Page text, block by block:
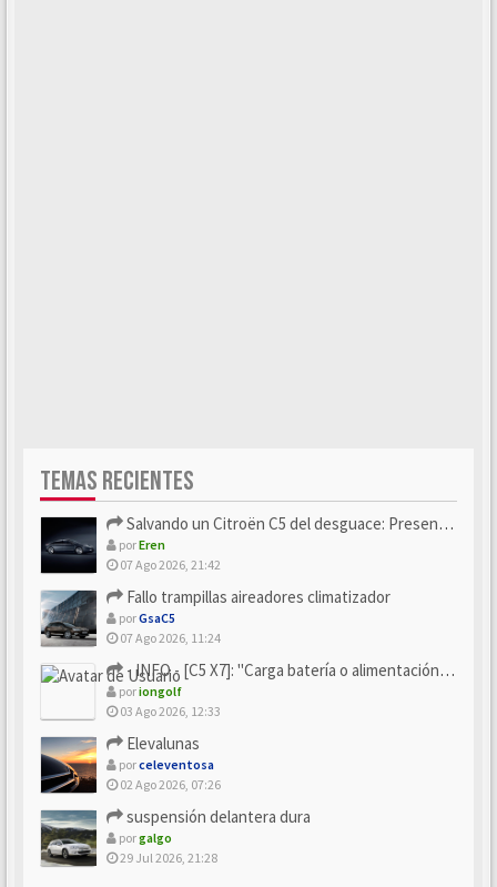
TEMAS RECIENTES
Salvando un Citroën C5 del desguace: Presentación y seguimiento
porEren
07 Ago 2026, 21:42
Fallo trampillas aireadores climatizador
porGsaC5
07 Ago 2026, 11:24
- INFO - [C5 X7]: "Carga batería o alimentación eléctri...
poriongolf
03 Ago 2026, 12:33
Elevalunas
porceleventosa
02 Ago 2026, 07:26
suspensión delantera dura
porgalgo
29 Jul 2026, 21:28